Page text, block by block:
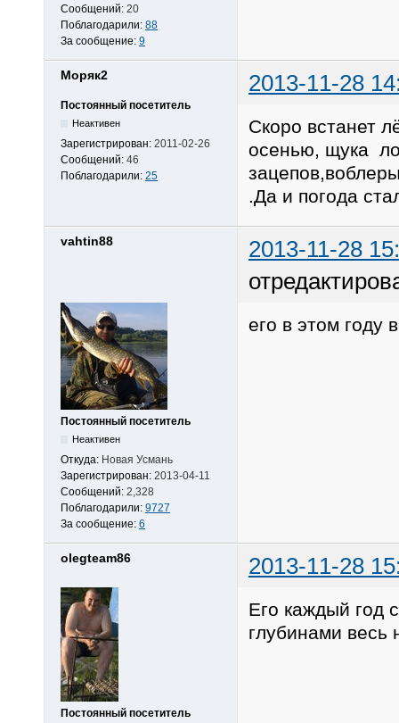
Сообщений: 20
Поблагодарили: 88
За сообщение: 9
Моряк2 2013-11-28
Постоянный посетитель
Неактивен
Зарегистрирован: 2011-02-26
Сообщений: 46
Поблагодарили: 25
Скоро встанет
осенью, щука
.Да и погода
vahtin88
2013-11-28
Постоянный посетитель
Неактивен
Откуда: Новая Усмань
Зарегистрирован: 2013-04-11
Сообщений: 2,328
Поблагодарили: 9727
За сообщение: 6
его в этом году
olegteam86 2013-11-28
Постоянный посетитель
Его каждый год
глубинами